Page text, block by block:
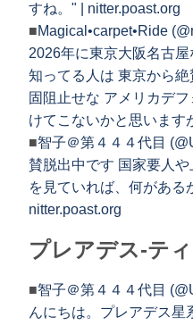
すね。" | nitter.poast.org
■Magical•carpet•Ride
2026年に東京大阪名古
知ってる人は 東京から
固阻止せな アメリカデ
けてこないかと思います
■智子＠第４４４代目
賛脱出中です 国家要人
を見ていれば、何がある
nitter.poast.org
プレアデス-テ
■智子＠第４４４代目
んにちは。プレアデス星